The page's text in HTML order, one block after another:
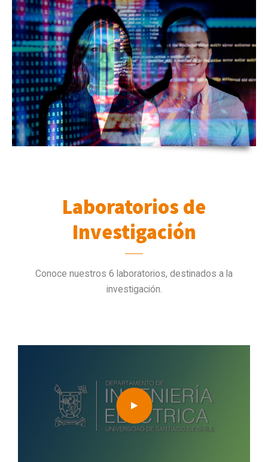
Laboratorios de
Investigación
Conoce nuestros 6 laboratorios, destinados a la
investigación.